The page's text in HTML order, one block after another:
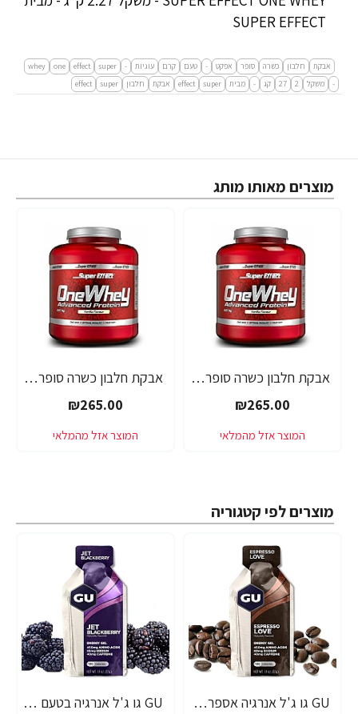
SUPER EFFECT
אבקת חלבון כשרה סופר אפקט - טעם קרם עוגיות -
super
effect
one
whey
-
משקל 2
27 קג - מבית super
effect אבקת חלבון super
effect
מוצרים מאותו מותג
אבקת חלבון כשרה סופר אפקט - טעם אלפחורס - SUPER EFFECT ONE WHEY - משקל 2.27 ק"ג - מבית SUPER EFFECT
₪265.00
אבקת חלבון כשרה סופר אפקט - טעם בננה - SUPER EFFECT ONE WHEY - משקל 2.27 ק"ג - מבית SUPER EFFECT
₪265.00
מוצרים לפי קטגוריה
GU גו ג'ל אנרגיה אספרסו 32 גרם - 24 יחידות
GU גו ג'ל אנרגיה בטעם פטל שחור 32 גרם - 24 יחידות